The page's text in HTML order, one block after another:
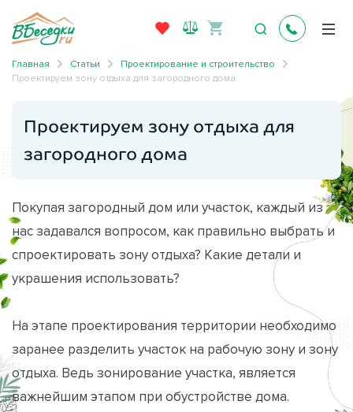
Главная Статьи
Проектирование и строительство
Проектируем зону отдыха для загородного дома
Проектируем зону отдыха для
загородного дома
Покупая загородный дом или участок, каждый из
нас задавался вопросом, как правильно выбрать и
спроектировать зону отдыха? Какие детали и
украшения использовать?
На этапе проектирования территории необходимо
заранее разделить участок на рабочую зону и зону
отдыха. Ведь зонирование участка, является
важнейшим этапом при обустройстве дома.